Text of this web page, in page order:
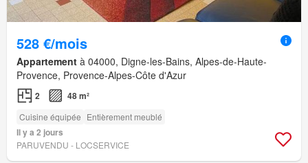
528 €/mois
Appartement à 04000, Digne-les-Bains, Alpes-de-Haute-
Provence, Provence-Alpes-Côte d'Azur
2 48 m²
Cuisine équipée Entièrement meublé
Il y a 2 jours
PARUVENDU - LOCSERVICE